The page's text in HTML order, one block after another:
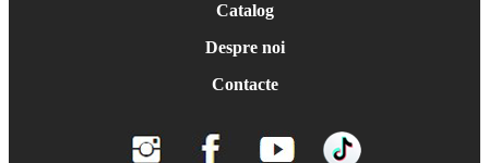
Catalog
Despre noi
Contacte